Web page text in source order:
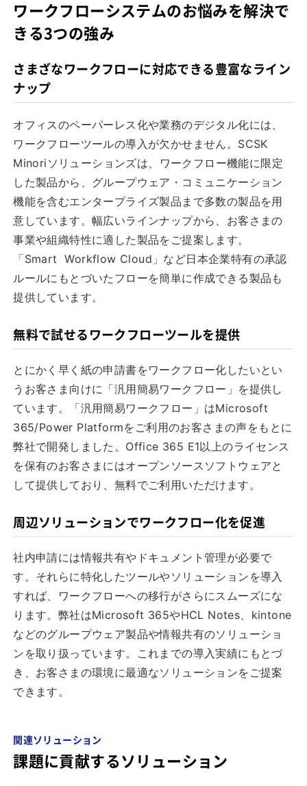
ワークフローシステムのお悩みを解決で
きる3つの強み
さまざなワークフローに対応できる豊富なライン
ナップ
オフィスのペーパーレス化や業務のデジタル化には、
ワークフローツールの導入が欠かせません。SCSK
Minoriソリューションズは、ワークフロー機能に限定
した製品から、グループウェア・コミュニケーション
機能を含むエンタープライズ製品まで多数の製品を用
意しています。幅広いラインナップから、お客さまの
事業や組織特性に適した製品をご提案します。
「Smart Workflow Cloud」など日本企業特有の承認
ルールにもとづいたフローを簡単に作成できる製品も
提供しています。
無料で試せるワークフローツールを提供
とにかく早く紙の申請書をワークフロー化したいとい
うお客さま向けに「汎用簡易ワークフロー」を提供し
ています。「汎用簡易ワークフロー」はMicrosoft
365/Power Platformをご利用のお客さまの声をもとに
弊社で開発しました。Office 365 E1以上のライセンス
を保有のお客さまにはオープンソースソフトウェアと
して提供しており、無料でご利用いただけます。
周辺ソリューションでワークフロー化を促進
社内申請には情報共有やドキュメント管理が必要で
す。それらに特化したツールやソリューションを導入
すれば、ワークフローへの移行がさらにスムーズにな
ります。弊社はMicrosoft 365やHCL Notes、kintone
などのグループウェア製品や情報共有のソリューショ
ンを取り扱っています。これまでの導入実績にもとづ
き、お客さまの環境に最適なソリューションをご提案
できます。
関連ソリューション
課題に貢献するソリューション